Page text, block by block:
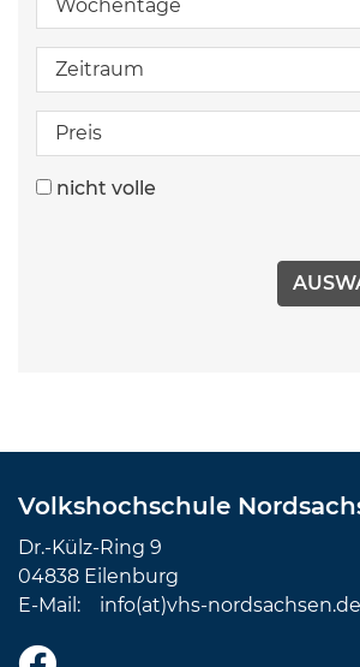
Wochentage
Zeitraum
Preis
nicht volle
Volkshochschule
Dr.-Külz-Ring 9
04838 Eilenburg
E-Mail: info(at)vhs-nordsachsen.de